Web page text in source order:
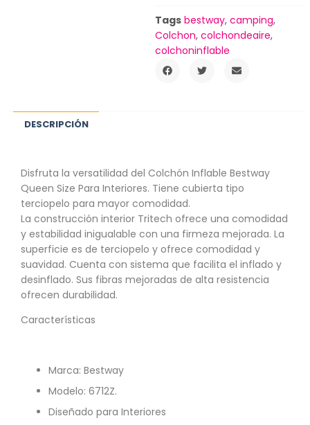
Tags bestway, camping,
Colchon, colchondeaire,
colchoninflable
DESCRIPCIÓN
Disfruta la versatilidad del Colchón Inflable Bestway
Queen Size Para Interiores. Tiene cubierta tipo
terciopelo para mayor comodidad.
La construcción interior Tritech ofrece una comodidad
y estabilidad inigualable con una firmeza mejorada. La
superficie es de terciopelo y ofrece comodidad y
suavidad. Cuenta con sistema que facilita el inflado y
desinflado. Sus fibras mejoradas de alta resistencia
ofrecen durabilidad.
Características
Marca: Bestway
Modelo: 6712Z.
Diseñado para Interiores